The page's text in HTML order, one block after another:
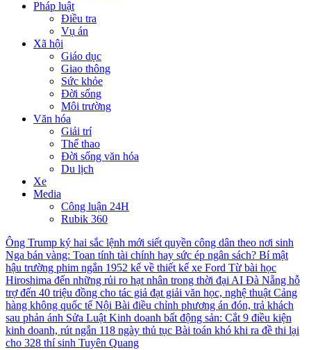
Pháp luật
Điều tra
Vụ án
Xã hội
Giáo dục
Giao thông
Sức khỏe
Đời sống
Môi trường
Văn hóa
Giải trí
Thể thao
Đời sống văn hóa
Du lịch
Xe
Media
Công luận 24H
Rubik 360
Ông Trump ký hai sắc lệnh mới siết quyền công dân theo nơi sinh
Nga bán vàng: Toan tính tài chính hay sức ép ngân sách? Bí mật
hậu trường phim ngắn 1952 kể về thiết kế xe Ford Từ bài học
Hiroshima đến những rủi ro hạt nhân trong thời đại AI Đà Nẵng hỗ
trợ đến 40 triệu đồng cho tác giả đạt giải văn học, nghệ thuậtCảng
hàng không quốc tế Nội Bài điều chỉnh phương án đón, trả khách
sau phản ánh Sửa Luật Kinh doanh bất động sản: Cắt 9 điều kiện
kinh doanh, rút ngắn 118 ngày thủ tục Bài toán khó khi ra đề thi lại
cho 328 thí sinh Tuyên Quang